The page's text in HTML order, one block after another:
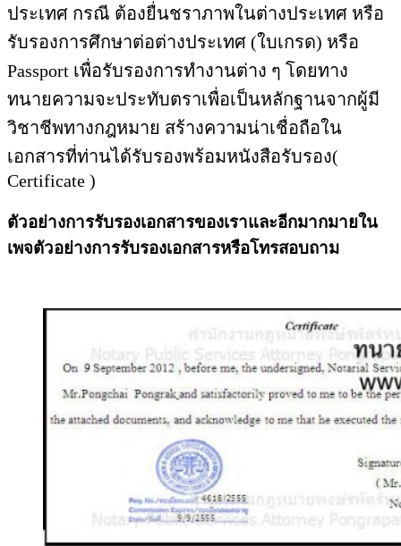
ประเทศ กรณี ต้องยื่นชราภาพในต่างประเทศ หรือ
รับรองการศึกษาต่อต่างประเทศ (ใบเกรด) หรือ
Passport เพื่อรับรองการทำงานต่าง ๆ โดยทาง
ทนายความจะประทับตราเพื่อเป็นหลักฐานจากผู้มี
วิชาชีพทางกฎหมาย สร้างความน่าเชื่อถือใน
เอกสารที่ท่านได้รับรองพร้อมหนังสือรับรอง(
Certificate )
ตัวอย่างการรับรองเอกสารของเราและอีกมากมายใน
เพจตัวอย่างการรับรองเอกสารหรือโทรสอบถาม